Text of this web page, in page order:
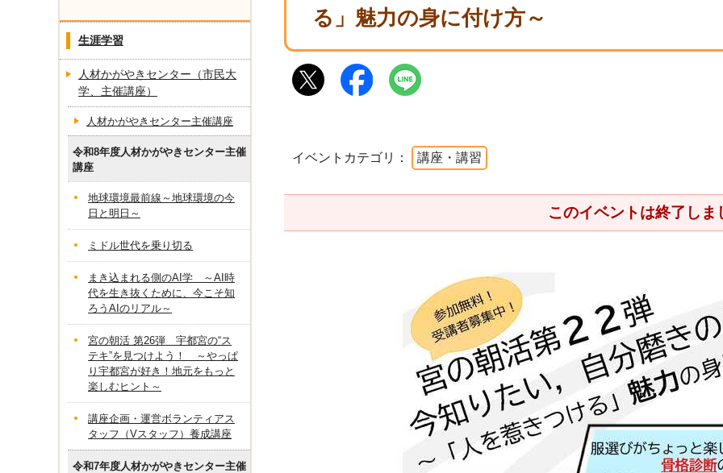
る」魅力の身に付け方～
イベントカテゴリ： 講座・講習
このイベントは終了しま
生涯学習
人材かがやきセンター（市民大
学、主催講座）
人材かがやきセンター主催講座
令和8年度人材かがやきセンター主催
講座
地球環境最前線～地球環境の今
日と明日～
ミドル世代を乗り切る
まき込まれる側のAI学 ～AI時
代を生き抜くために、今こそ知
ろうAIのリアル～
宮の朝活 第26弾 宇都宮の“ス
テキ”を見つけよう！ ～やっぱ
り宇都宮が好き！地元をもっと
楽しむヒント～
講座企画・運営ボランティアス
タッフ（Vスタッフ）養成講座
令和7年度人材かがやきセンター主催